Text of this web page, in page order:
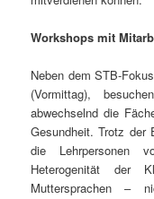
Workshops mit
Neben dem STB-
(Vormittag),
abwechselnd die
Gesundheit. Trotz der
die Lehrpersonen
Heterogenität der
Muttersprachen –